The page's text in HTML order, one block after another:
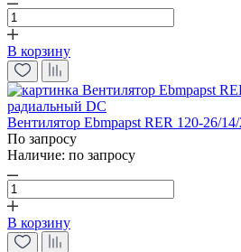
В корзину
Вентилятор Ebmpapst RER 120-26/
По запросу
Наличие: по запросу
В корзину